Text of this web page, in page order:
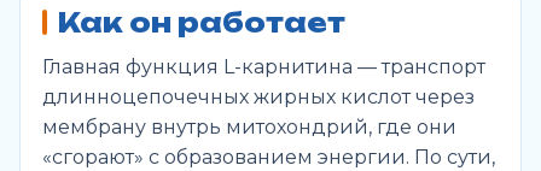
Как он работает
Главная функция L-карнитина — транспорт
длинноцепочечных жирных кислот через
мембрану внутрь митохондрий, где они
«сгорают» с образованием энергии. По сути,